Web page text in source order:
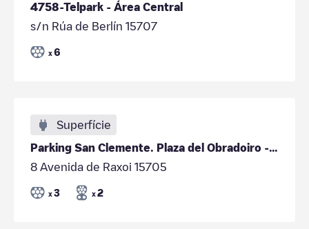
4758-Telpark - Área Central
s/n Rúa de Berlín 15707
x 6
Superfície
Parking San Clemente. Plaza del Obradoiro - Parkia
8 Avenida de Raxoi 15705
x 3 x 2